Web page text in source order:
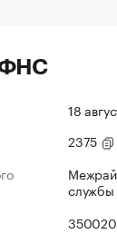
ФНС
18
2375